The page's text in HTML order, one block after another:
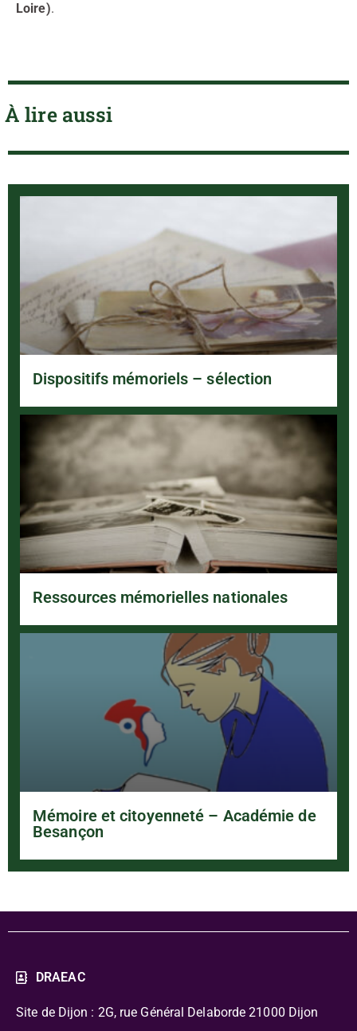
Loire).
À lire aussi
Dispositifs mémoriels – sélection
Ressources mémorielles nationales
Mémoire et citoyenneté – Académie de
Besançon
DRAEAC
Site de Dijon : 2G, rue Général Delaborde 21000 Dijon